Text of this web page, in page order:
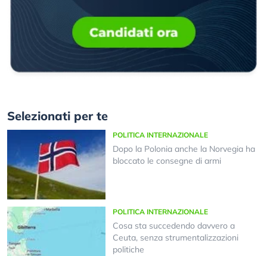
Selezionati per te
POLITICA INTERNAZIONALE
Dopo la Polonia anche la Norvegia ha
bloccato le consegne di armi
POLITICA INTERNAZIONALE
Cosa sta succedendo davvero a
Ceuta, senza strumentalizzazioni
politiche